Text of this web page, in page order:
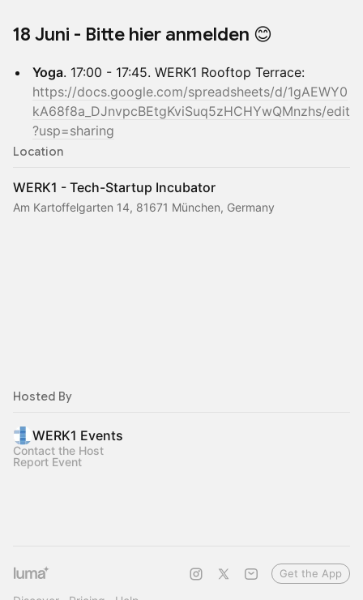
18 Juni - Bitte hier anmelden 😊
Yoga. 17:00 - 17:45. WERK1 Rooftop Terrace:
https://docs.google.com/spreadsheets/d/1gAEWY0
kA68f8a_DJnvpcBEtgKviSuq5zHCHYwQMnzhs/edit
?usp=sharing
Location
WERK1 - Tech-Startup Incubator
Am Kartoffelgarten 14, 81671 München, Germany
Hosted By
WERK1 Events
Contact the Host
Report Event
Get the App